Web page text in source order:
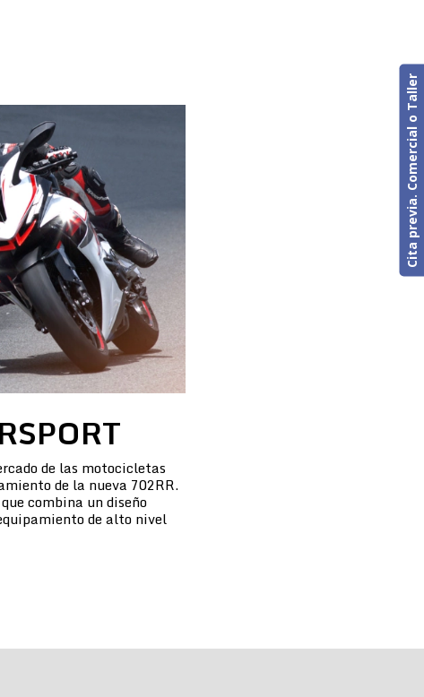
de las motocicletas
de la nueva 702RR.
combina un diseño
de alto nivel
Cita previa. Comercial o Taller